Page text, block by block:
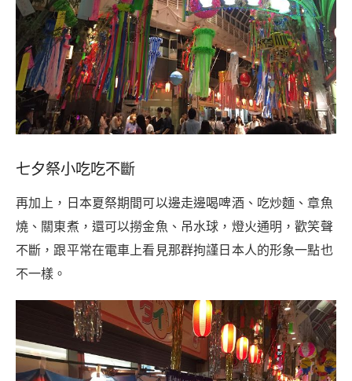
七夕祭小吃吃不斷
再加上，日本夏祭期間可以邊走邊喝啤酒、吃炒麵、章魚
燒、關東煮，還可以撈金魚、吊水球，燈火通明，歡笑聲
不斷，跟平常在電車上看見那群拘謹日本人的形象一點也
不一樣。